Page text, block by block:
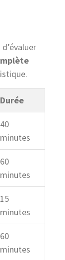
Durée
40
minutes
60
minutes
15
minutes
60
minutes